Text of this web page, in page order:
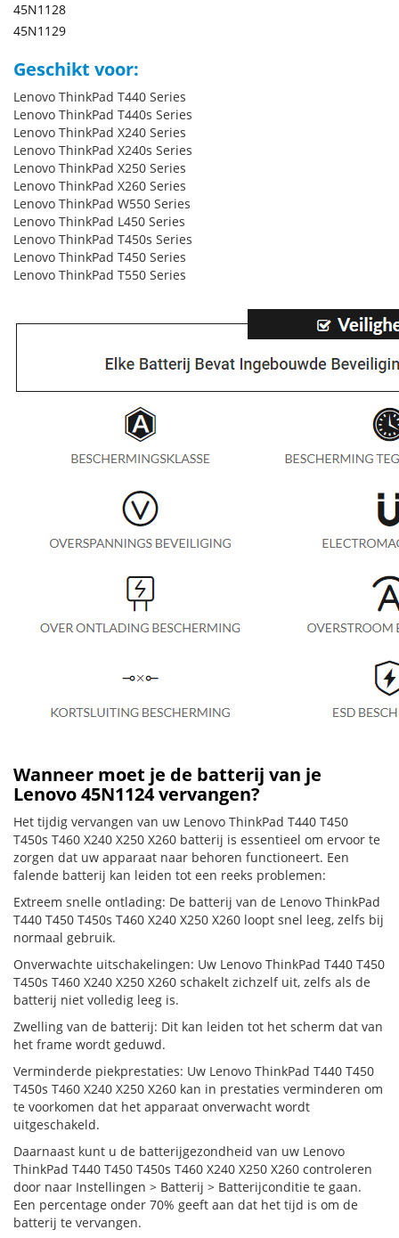
45N1128
45N1129
Geschikt voor:
Lenovo ThinkPad T440 Series
Lenovo ThinkPad T440s Series
Lenovo ThinkPad X240 Series
Lenovo ThinkPad X240s Series
Lenovo ThinkPad X250 Series
Lenovo ThinkPad X260 Series
Lenovo ThinkPad W550 Series
Lenovo ThinkPad L450 Series
Lenovo ThinkPad T450s Series
Lenovo ThinkPad T450 Series
Lenovo ThinkPad T550 Series
Wanneer moet je de batterij van je
Lenovo 45N1124 vervangen?
Het tijdig vervangen van uw Lenovo ThinkPad T440 T450
T450s T460 X240 X250 X260 batterij is essentieel om ervoor te
zorgen dat uw apparaat naar behoren functioneert. Een
falende batterij kan leiden tot een reeks problemen:
Extreem snelle ontlading: De batterij van de Lenovo ThinkPad
T440 T450 T450s T460 X240 X250 X260 loopt snel leeg, zelfs bij
normaal gebruik.
Onverwachte uitschakelingen: Uw Lenovo ThinkPad T440 T450
T450s T460 X240 X250 X260 schakelt zichzelf uit, zelfs als de
batterij niet volledig leeg is.
Zwelling van de batterij: Dit kan leiden tot het scherm dat van
het frame wordt geduwd.
Verminderde piekprestaties: Uw Lenovo ThinkPad T440 T450
T450s T460 X240 X250 X260 kan in prestaties verminderen om
te voorkomen dat het apparaat onverwacht wordt
uitgeschakeld.
Daarnaast kunt u de batterijgezondheid van uw Lenovo
ThinkPad T440 T450 T450s T460 X240 X250 X260 controleren
door naar Instellingen > Batterij > Batterijconditie te gaan.
Een percentage onder 70% geeft aan dat het tijd is om de
batterij te vervangen.